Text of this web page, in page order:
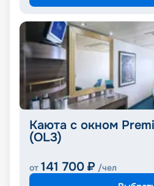
Каюта с окном
(OL3)
от 141 700 ₽ /чел